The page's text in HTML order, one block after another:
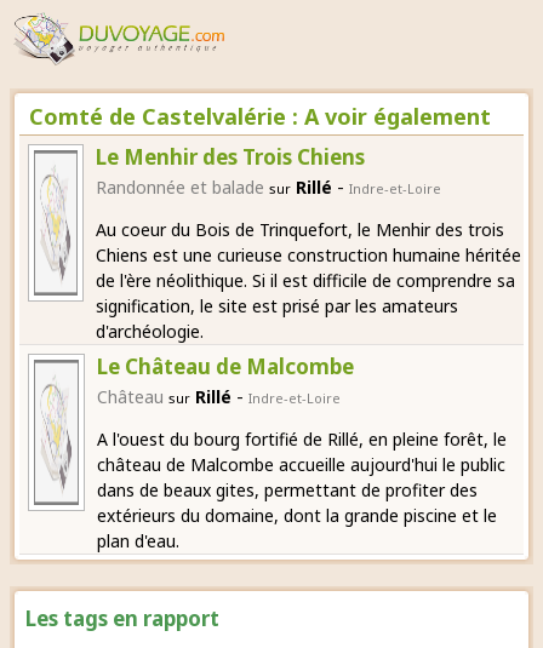
Les tags en rapport
Comté de Castelvalérie : A voir également
Le Menhir des Trois Chiens
Randonnée et balade sur Rillé - Indre-et-Loire
Au coeur du Bois de Trinquefort, le Menhir des trois
Chiens est une curieuse construction humaine héritée
de l'ère néolithique. Si il est difficile de comprendre sa
signification, le site est prisé par les amateurs
d'archéologie.
Le Château de Malcombe
Château sur Rillé - Indre-et-Loire
A l'ouest du bourg fortifié de Rillé, en pleine forêt, le
château de Malcombe accueille aujourd'hui le public
dans de beaux gites, permettant de profiter des
extérieurs du domaine, dont la grande piscine et le
plan d'eau.